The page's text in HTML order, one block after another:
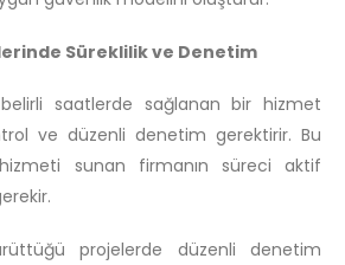
Süreklilik ve Denetim
belirli saatlerde sağlanan bir hizmet
ve düzenli denetim gerektirir. Bu
sunan firmanın süreci aktif
projelerde düzenli denetim